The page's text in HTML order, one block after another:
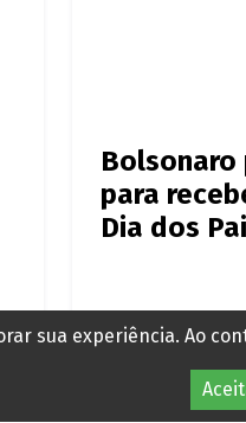
Bolsonaro
para
Dia dos
sua experiência. Ao